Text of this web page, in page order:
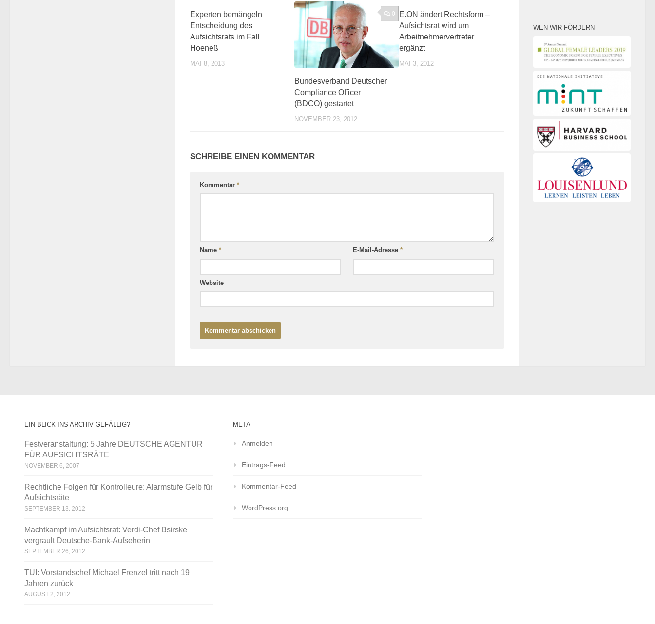
Experten bemängeln
Entscheidung des
Aufsichtsrats im Fall
Hoeneß
MAI 8, 2013
0
Bundesverband Deutscher
Compliance Officer
(BDCO) gestartet
NOVEMBER 23, 2012
E.ON ändert Rechtsform –
Aufsichtsrat wird um
Arbeitnehmervertreter
ergänzt
MAI 3, 2012
SCHREIBE EINEN KOMMENTAR
Kommentar *
Name * E-Mail-Adresse*
Website
WEN WIR FÖRDERN
EIN BLICK INS ARCHIV GEFÄLLIG?
Festveranstaltung: 5 Jahre DEUTSCHE AGENTUR
FÜR AUFSICHTSRÄTE
NOVEMBER 6, 2007
Rechtliche Folgen für Kontrolleure: Alarmstufe Gelb für
Aufsichtsräte
SEPTEMBER 13, 2012
Machtkampf im Aufsichtsrat: Verdi-Chef Bsirske
vergrault Deutsche-Bank-Aufseherin
SEPTEMBER 26, 2012
TUI: Vorstandschef Michael Frenzel tritt nach 19
Jahren zurück
AUGUST 2, 2012
META
Anmelden
Eintrags-Feed
Kommentar-Feed
WordPress.org